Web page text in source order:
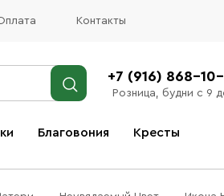
Контакты
+7 (916) 868-
Розница, будни с 9
Благовония Кресты